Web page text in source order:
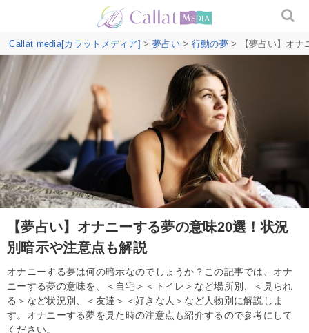
Callat media[カラットメディア] > 夢占い> 行動の夢> 【夢占い】オナ
【夢占い】オナニーする夢の意味20選！状況
別暗示や注意点も解説
オナニーする夢は何の暗示なのでしょうか？この記事では、オナ
ニーする夢の意味を、＜自宅＞＜トイレ＞など場所別、＜見られ
る＞など状況別、＜友達＞＜好きな人＞など人物別に解説しま
す。オナニーする夢を見た時の注意点も紹介するので参考にして
ください。